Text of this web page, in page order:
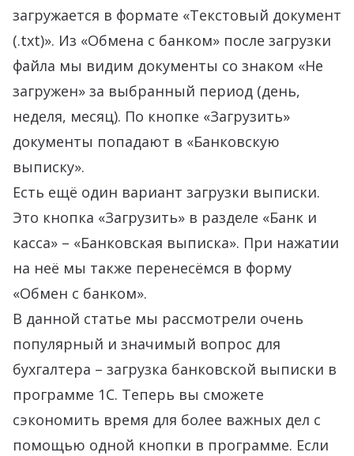
загружается в формате «Текстовый документ
(.txt)». Из «Обмена с банком» после загрузки
файла мы видим документы со знаком «Не
загружен» за выбранный период (день,
неделя, месяц). По кнопке «Загрузить»
документы попадают в «Банковскую
выписку».
Есть ещё один вариант загрузки выписки.
Это кнопка «Загрузить» в разделе «Банк и
касса» – «Банковская выписка». При нажатии
на неё мы также перенесёмся в форму
«Обмен с банком».
В данной статье мы рассмотрели очень
популярный и значимый вопрос для
бухгалтера – загрузка банковской выписки в
программе 1С. Теперь вы сможете
сэкономить время для более важных дел с
помощью одной кнопки в программе. Если